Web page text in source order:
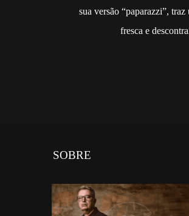
sua versão “paparazzi”,
fresca e
SOBRE